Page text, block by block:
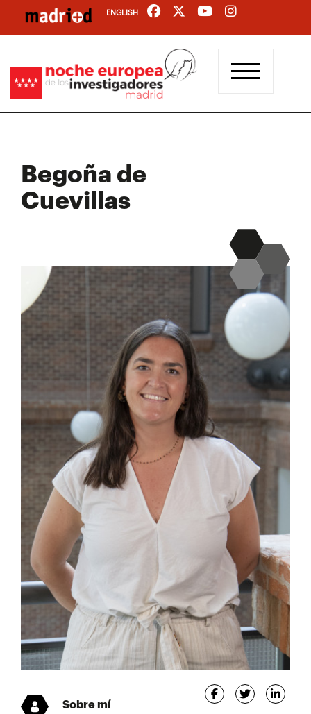
contenido
ENGLISH
Begoña de
Cuevillas
Sobre mí